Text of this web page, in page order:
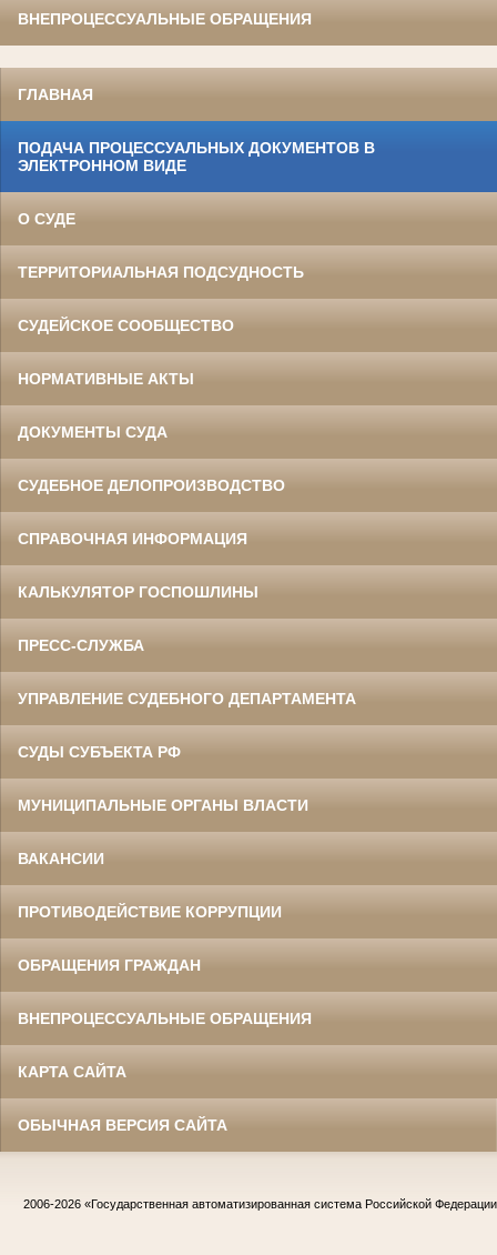
ВНЕПРОЦЕССУАЛЬНЫЕ ОБРАЩЕНИЯ
ГЛАВНАЯ
ПОДАЧА ПРОЦЕССУАЛЬНЫХ ДОКУМЕНТОВ В
ЭЛЕКТРОННОМ ВИДЕ
О СУДЕ
ТЕРРИТОРИАЛЬНАЯ ПОДСУДНОСТЬ
СУДЕЙСКОЕ СООБЩЕСТВО
НОРМАТИВНЫЕ АКТЫ
ДОКУМЕНТЫ СУДА
СУДЕБНОЕ ДЕЛОПРОИЗВОДСТВО
СПРАВОЧНАЯ ИНФОРМАЦИЯ
КАЛЬКУЛЯТОР ГОСПОШЛИНЫ
ПРЕСС-СЛУЖБА
УПРАВЛЕНИЕ СУДЕБНОГО ДЕПАРТАМЕНТА
СУДЫ СУБЪЕКТА РФ
МУНИЦИПАЛЬНЫЕ ОРГАНЫ ВЛАСТИ
ВАКАНСИИ
ПРОТИВОДЕЙСТВИЕ КОРРУПЦИИ
ОБРАЩЕНИЯ ГРАЖДАН
ВНЕПРОЦЕССУАЛЬНЫЕ ОБРАЩЕНИЯ
КАРТА САЙТА
ОБЫЧНАЯ ВЕРСИЯ САЙТА
2006-2026 «Государственная автоматизированная система Российской